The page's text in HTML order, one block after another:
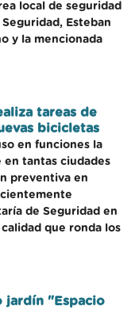
local de seguridad
Esteban
y la mencionada
tareas de
bicicletas
en funciones la
en tantas ciudades
preventiva en
de Seguridad en
que ronda los
jardín "Espacio